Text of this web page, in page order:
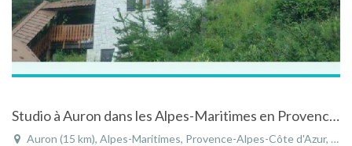
Studio à Auron dans les Alpes-Maritimes en Provence-Alpes-Côte d'Azur
Auron (15 km), Alpes-Maritimes, Provence-Alpes-Côte d'Azur, France